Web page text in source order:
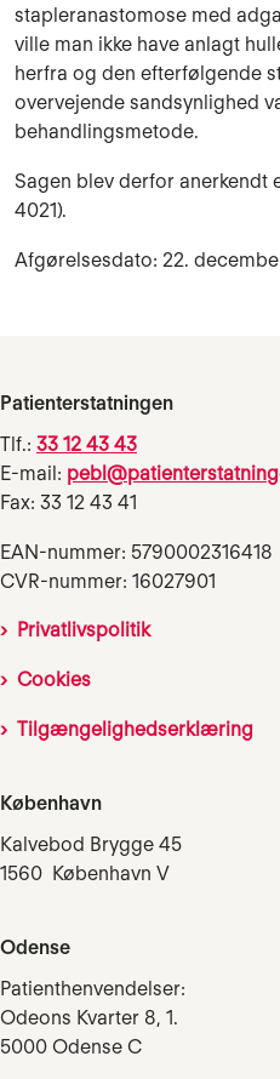
stapleranastomose med
ville man ikke have anlagt
herfra og den efterfølgende
overvejende sandsynlighed
behandlingsmetode.
Sagen blev derfor anerkendt
4021).
Afgørelsesdato: 22.
Patienterstatningen
Tlf.: 33 12 43 43
E-mail:
Fax: 33 12 43 41
EAN-nummer: 5790002316418
CVR-nummer: 16027901
Privatlivspolitik
Cookies
Tilgængelighedserklæring
København
Kalvebod Brygge 45
1560 København V
Odense
Patienthenvendelser:
Odeons Kvarter 8, 1.
5000 Odense C